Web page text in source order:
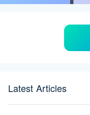
Latest Articles